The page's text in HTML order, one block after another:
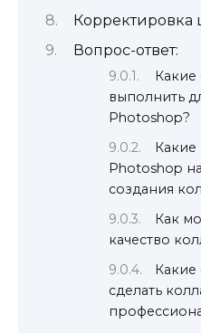
Корректировка
Вопрос-ответ:
выполнить
Photoshop?
Какие
Photoshop
создания
Как
качество
Какие
сделать